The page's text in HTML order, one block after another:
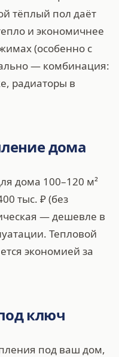
тёплый пол даёт
и экономичнее
(особенно с
— комбинация:
радиаторы в
дома
дома 100–120 м²
тыс. ₽ (без
— дешевле в
Тепловой
экономией за
ключ
под ваш дом,